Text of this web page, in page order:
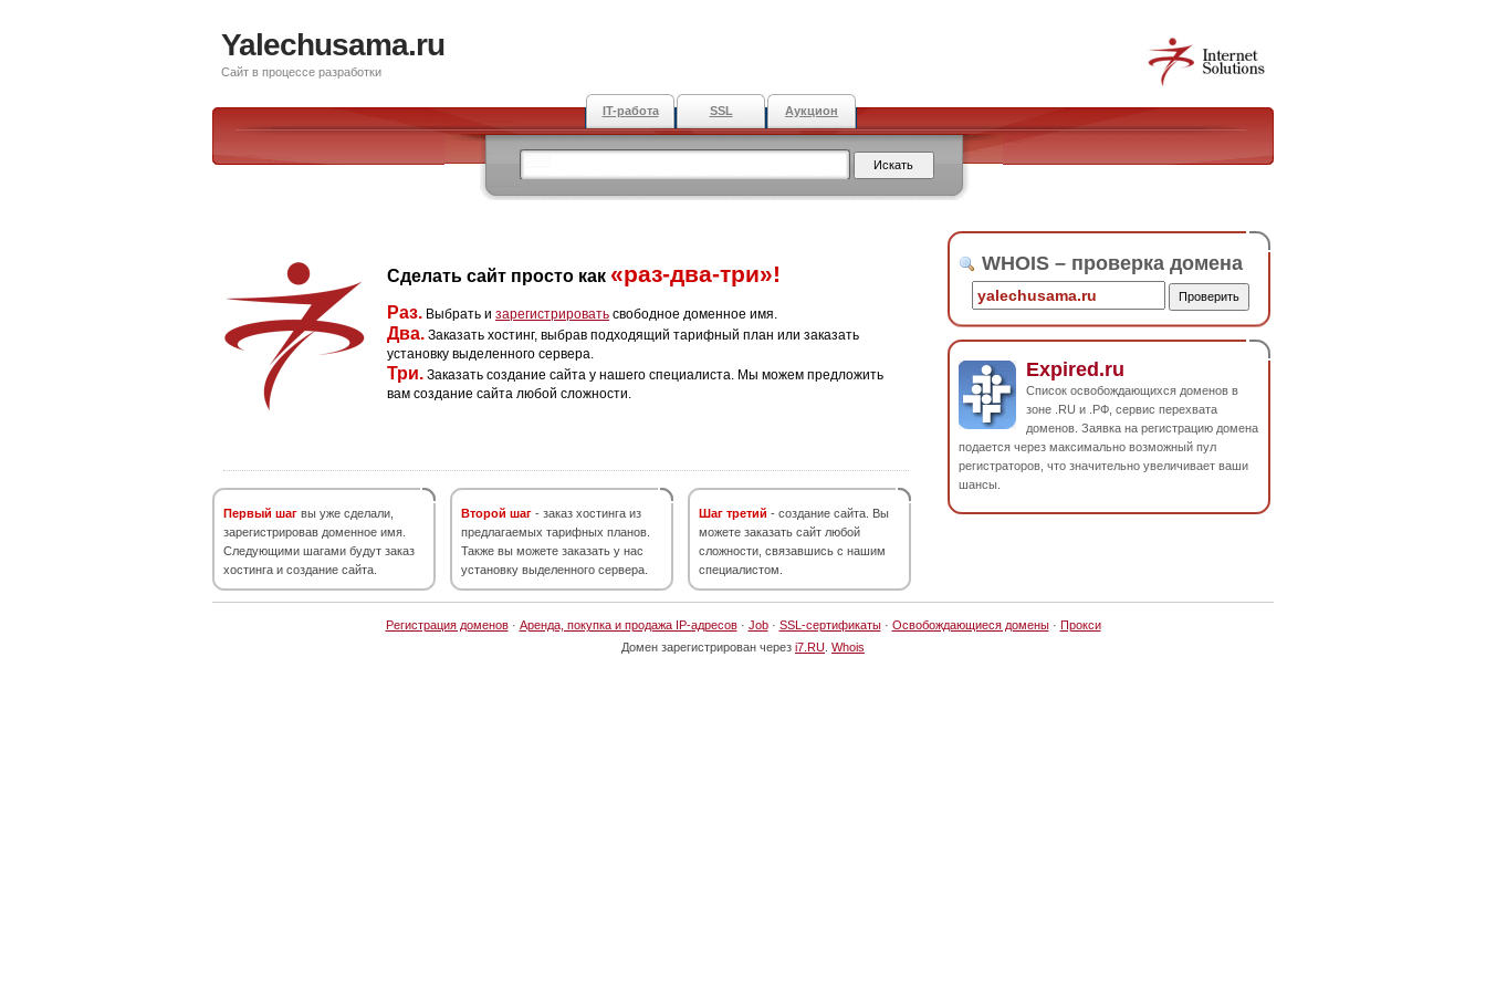
Yalechusama.ru
Сайт в процессе разработки
IT-работа SSL Аукцион
Сделать сайт просто как «раз-два-три»!
Раз. Выбрать и зарегистрировать свободное доменное имя.
Два. Заказать хостинг, выбрав подходящий тарифный план или заказать
установку выделенного сервера.
Три. Заказать создание сайта у нашего специалиста. Мы можем предложить
вам создание сайта любой сложности.
Первый шаг вы уже сделали,
зарегистрировав доменное имя.
Следующими шагами будут заказ
хостинга и создание сайта.
Второй шаг - заказ хостинга из
предлагаемых тарифных планов.
Также вы можете заказать у нас
установку выделенного сервера.
Шаг третий - создание сайта. Вы
можете заказать сайт любой
сложности, связавшись с нашим
специалистом.
WHOIS – проверка домена
Expired.ru
Список освобождающихся доменов в
зоне .RU и .РФ, сервис перехвата
доменов. Заявка на регистрацию домена
подается через максимально возможный пул
регистраторов, что значительно увеличивает ваши
шансы.
Регистрация доменов· Аренда, покупка и продажа IP-адресов· Job· SSL-сертификаты· Освобождающиеся домены· Прокси
Домен зарегистрирован через i7.RU Whois